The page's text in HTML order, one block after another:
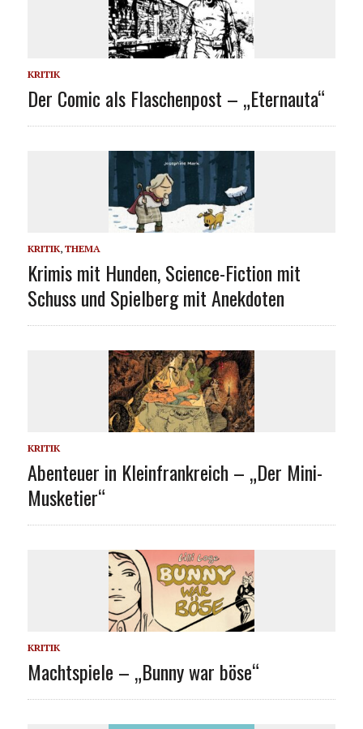
KRITIK
Der Comic als Flaschenpost – „Eternauta“
KRITIK, THEMA
Krimis mit Hunden, Science-Fiction mit
Schuss und Spielberg mit Anekdoten
KRITIK
Abenteuer in Kleinfrankreich – „Der Mini-
Musketier“
KRITIK
Machtspiele – „Bunny war böse“